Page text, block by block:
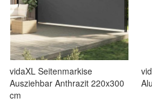
vidaXL Seitenmarkise
Ausziehbar Anthrazit 220x300
cm